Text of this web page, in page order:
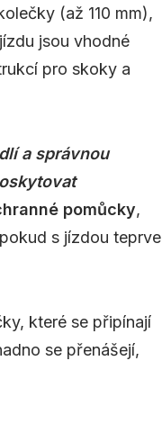
(až 110 mm),
jsou vhodné
pro skoky a
a správnou
pomůcky,
s jízdou teprve
které se připínají
se přenášejí,